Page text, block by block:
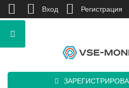
Вход Регистрация